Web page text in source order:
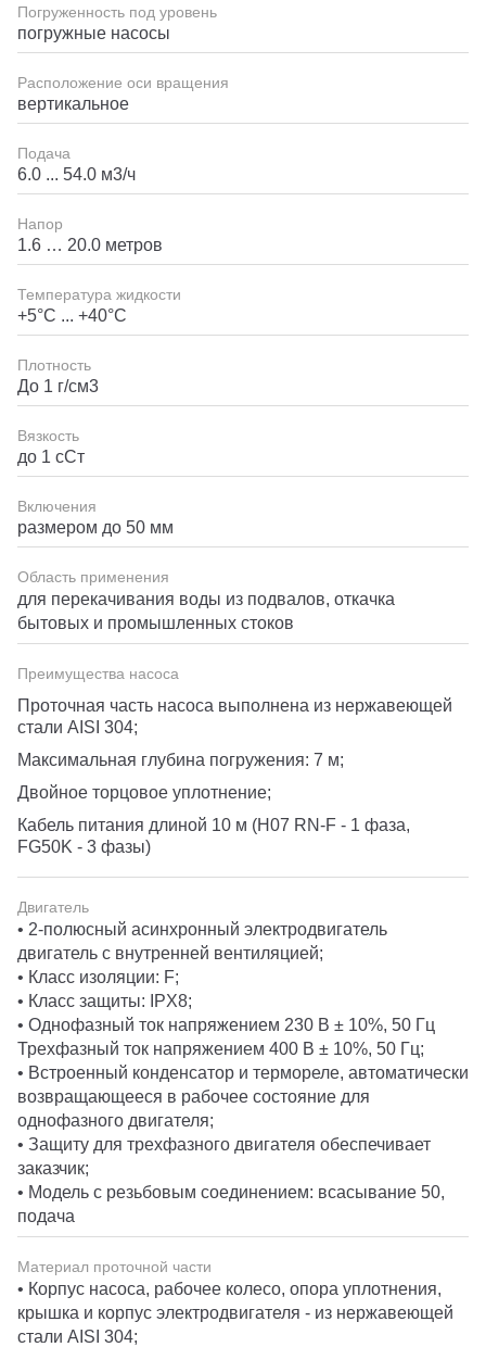
Погруженность под уровень
погружные насосы
Расположение оси вращения
вертикальное
Подача
6.0 ... 54.0 м3/ч
Напор
1.6 … 20.0 метров
Температура жидкости
+5°С ... +40°С
Плотность
До 1 г/см3
Вязкость
до 1 сСт
Включения
размером до 50 мм
Область применения
для перекачивания воды из подвалов, откачка
бытовых и промышленных стоков
Преимущества насоса
Проточная часть насоса выполнена из нержавеющей
стали AISI 304;
Максимальная глубина погружения: 7 м;
Двойное торцовое уплотнение;
Кабель питания длиной 10 м (H07 RN-F - 1 фаза,
FG50K - 3 фазы)
Двигатель
• 2-полюсный асинхронный электродвигатель
двигатель с внутренней вентиляцией;
• Класс изоляции: F;
• Класс защиты: IPХ8;
• Однофазный ток напряжением 230 В ± 10%, 50 Гц
Трехфазный ток напряжением 400 В ± 10%, 50 Гц;
• Встроенный конденсатор и термореле, автоматически
возвращающееся в рабочее состояние для
однофазного двигателя;
• Защиту для трехфазного двигателя обеспечивает
заказчик;
• Модель с резьбовым соединением: всасывание 50,
подача
Материал проточной части
• Корпус насоса, рабочее колесо, опора уплотнения,
крышка и корпус электродвигателя - из нержавеющей
стали AISI 304;